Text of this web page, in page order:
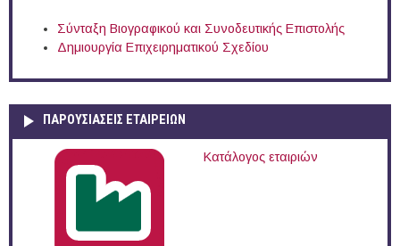
Σύνταξη Βιογραφικού και Συνοδευτικής Επιστολής
Δημιουργία Επιχειρηματικού Σχεδίου
ΠΑΡΟΥΣΙΆΣΕΙΣ ΕΤΑΙΡΕΙΏΝ
Κατάλογος εταιριών